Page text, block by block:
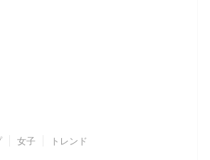
女子 トレンド